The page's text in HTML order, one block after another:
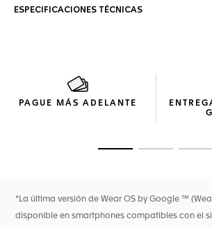
negra arenado. Dos materiales de alta
Fácil de cambiar, la práctica correa de
cierre desplegable con revestimiento
ESPECIFICACIONES TÉCNICAS
PAGUE MÁS ADELANTE
*La última versión de Wear OS by Google ™
disponible en smartphones compatibles con el